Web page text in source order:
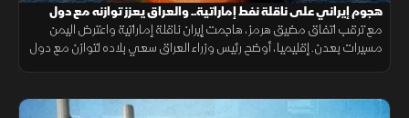
هجوم إيراني على ناقلة نفط إماراتية.. والعراق يعزز توازنه مع دول
الجوار
مع ترقب اتفاق مضيق هرمز، هاجمت إيران ناقلة إماراتية واعترض اليمن
مسيرات بعدن. إقليميا، أوضح رئيس وزراء العراق سعي بلاده لتوازن مع دول